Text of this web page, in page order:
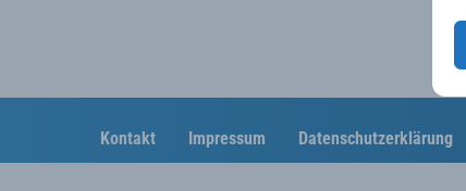
Kontakt Impressum Datenschutzerklärung